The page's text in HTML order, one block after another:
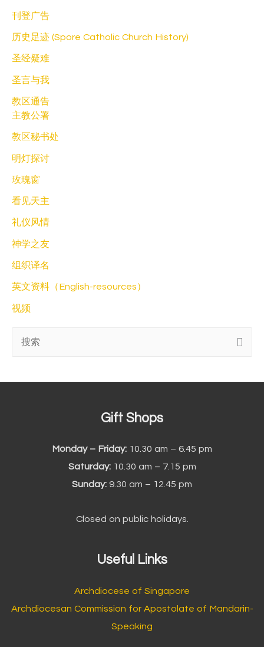
刊登广告
历史足迹 (Spore Catholic Church History)
圣经疑难
圣言与我
教区通告
主教公署
教区秘书处
明灯探讨
玫瑰窗
看见天主
礼仪风情
神学之友
组织译名
英文资料（English-resources）
视频
:
Gift Shops
Monday – Friday: 10.30 am – 6.45 pm
Saturday:10.30 am – 7.15 pm
Sunday: 9.30 am – 12.45 pm
Closed on public holidays.
Useful Links
Archdiocese of Singapore
Archdiocesan Commission for Apostolate of Mandarin-
Speaking